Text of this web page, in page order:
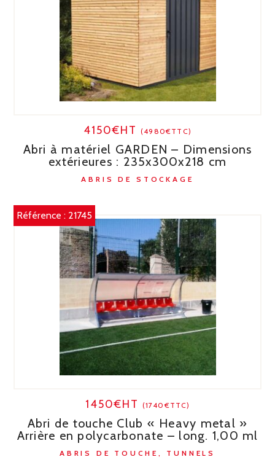
4150€HT (4980€TTC)
Abri à matériel GARDEN – Dimensions
extérieures : 235x300x218 cm
ABRIS DE STOCKAGE
Référence : 21745
1450€HT (1740€TTC)
Abri de touche Club « Heavy metal »
Arrière en polycarbonate – long. 1,00 ml
ABRIS DE TOUCHE, TUNNELS